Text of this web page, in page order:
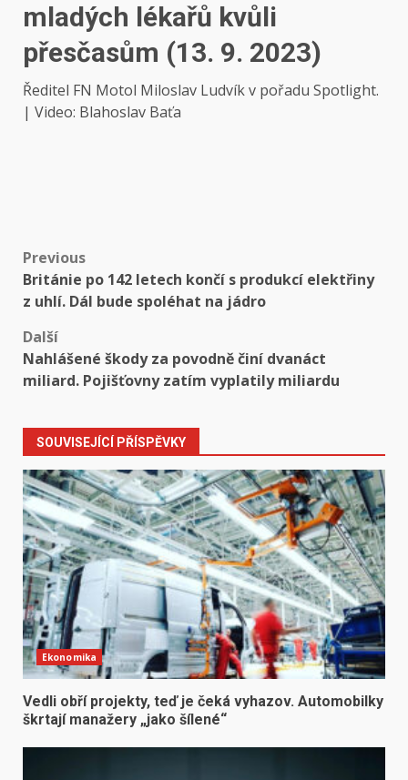
mladých lékařů kvůli
přesčasům (13. 9. 2023)
Ředitel FN Motol Miloslav Ludvík v pořadu Spotlight.
| Video: Blahoslav Baťa
Post
navigation
Previous
Británie po 142 letech končí s produkcí elektřiny
z uhlí. Dál bude spoléhat na jádro
Další
Nahlášené škody za povodně činí dvanáct
miliard. Pojišťovny zatím vyplatily miliardu
SOUVISEJÍCÍ PŘÍSPĚVKY
Ekonomika
Vedli obří projekty, teď je čeká vyhazov. Automobilky
škrtají manažery „jako šílené“